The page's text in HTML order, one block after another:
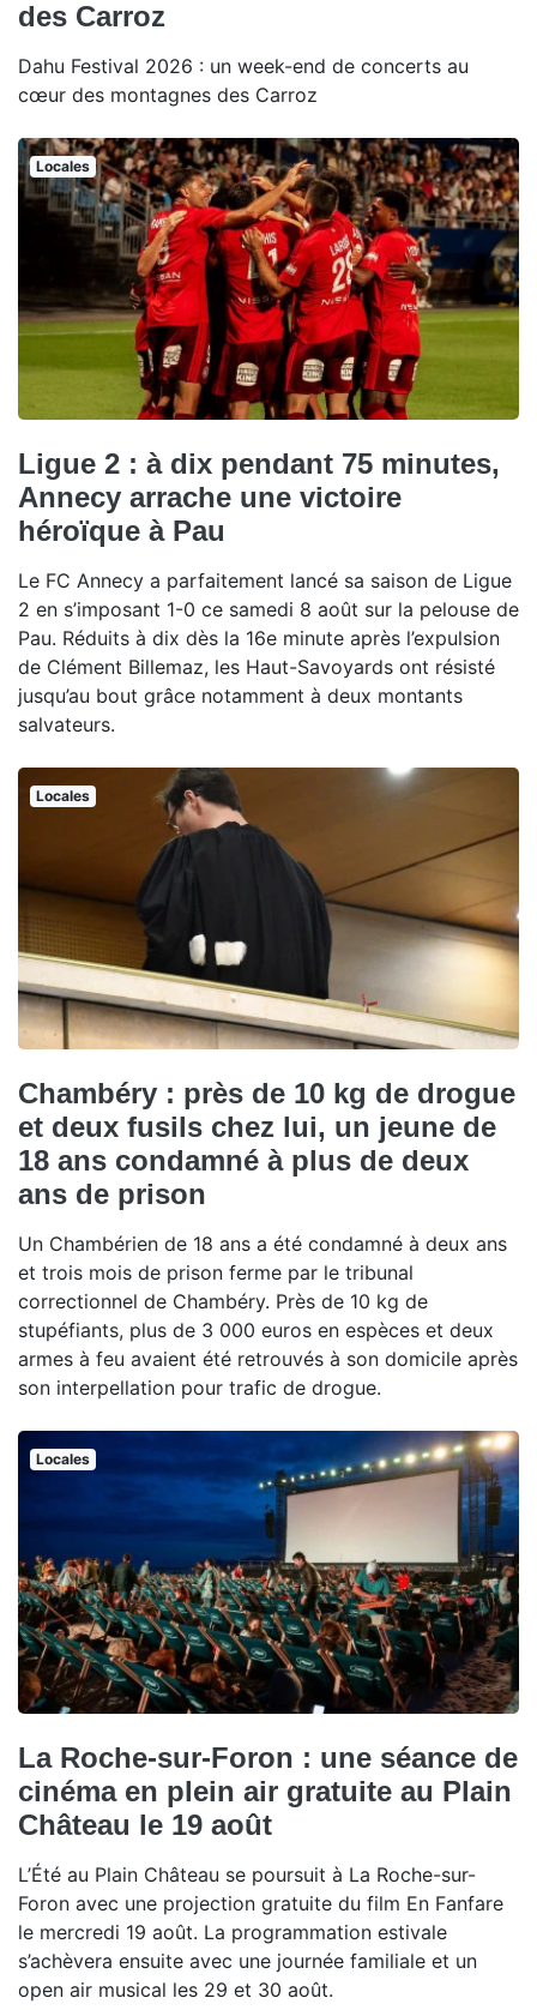
des Carroz
Dahu Festival 2026 : un week-end de concerts au
cœur des montagnes des Carroz
Locales
Ligue 2 : à dix pendant 75 minutes,
Annecy arrache une victoire
héroïque à Pau
Le FC Annecy a parfaitement lancé sa saison de Ligue
2 en s’imposant 1-0 ce samedi 8 août sur la pelouse de
Pau. Réduits à dix dès la 16e minute après l’expulsion
de Clément Billemaz, les Haut-Savoyards ont résisté
jusqu’au bout grâce notamment à deux montants
salvateurs.
Locales
Chambéry : près de 10 kg de drogue
et deux fusils chez lui, un jeune de
18 ans condamné à plus de deux
ans de prison
Un Chambérien de 18 ans a été condamné à deux ans
et trois mois de prison ferme par le tribunal
correctionnel de Chambéry. Près de 10 kg de
stupéfiants, plus de 3 000 euros en espèces et deux
armes à feu avaient été retrouvés à son domicile après
son interpellation pour trafic de drogue.
Locales
La Roche-sur-Foron : une séance de
cinéma en plein air gratuite au Plain
Château le 19 août
L’Été au Plain Château se poursuit à La Roche-sur-
Foron avec une projection gratuite du film En Fanfare
le mercredi 19 août. La programmation estivale
s’achèvera ensuite avec une journée familiale et un
open air musical les 29 et 30 août.